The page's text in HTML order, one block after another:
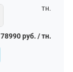
тн.
78990 руб. / тн.